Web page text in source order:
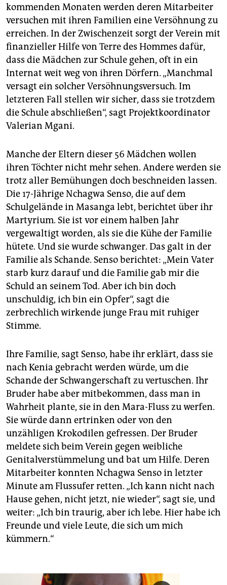
kommenden Monaten werden deren Mitarbeiter
versuchen mit ihren Familien eine Versöhnung zu
erreichen. In der Zwischenzeit sorgt der Verein mit
finanzieller Hilfe von Terre des Hommes dafür,
dass die Mädchen zur Schule gehen, oft in ein
Internat weit weg von ihren Dörfern. „Manchmal
versagt ein solcher Versöhnungsversuch. Im
letzteren Fall stellen wir sicher, dass sie trotzdem
die Schule abschließen“, sagt Projektkoordinator
Valerian Mgani.
Manche der Eltern dieser 56 Mädchen wollen
ihren Töchter nicht mehr sehen. Andere werden sie
trotz aller Bemühungen doch beschneiden lassen.
Die 17-Jährige Nchagwa Senso, die auf dem
Schulgelände in Masanga lebt, berichtet über ihr
Martyrium. Sie ist vor einem halben Jahr
vergewaltigt worden, als sie die Kühe der Familie
hütete. Und sie wurde schwanger. Das galt in der
Familie als Schande. Senso berichtet: „Mein Vater
starb kurz darauf und die Familie gab mir die
Schuld an seinem Tod. Aber ich bin doch
unschuldig, ich bin ein Opfer“, sagt die
zerbrechlich wirkende junge Frau mit ruhiger
Stimme.
Ihre Familie, sagt Senso, habe ihr erklärt, dass sie
nach Kenia gebracht werden würde, um die
Schande der Schwangerschaft zu vertuschen. Ihr
Bruder habe aber mitbekommen, dass man in
Wahrheit plante, sie in den Mara-Fluss zu werfen.
Sie würde dann ertrinken oder von den
unzähligen Krokodilen gefressen. Der Bruder
meldete sich beim Verein gegen weibliche
Genitalverstümmelung und bat um Hilfe. Deren
Mitarbeiter konnten Nchagwa Senso in letzter
Minute am Flussufer retten. „Ich kann nicht nach
Hause ­gehen, nicht jetzt, nie wieder“, sagt sie, und
weiter: „Ich bin traurig, aber ich lebe. Hier habe ich
Freunde und viele Leute, die sich um mich
kümmern.“